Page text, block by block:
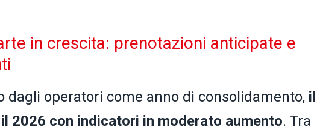
in crescita: prenotazioni anticipate e
dagli operatori come anno di consolidamento, il
2026 con indicatori in moderato aumento. Tra